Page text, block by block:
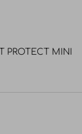
PROTECT MINI